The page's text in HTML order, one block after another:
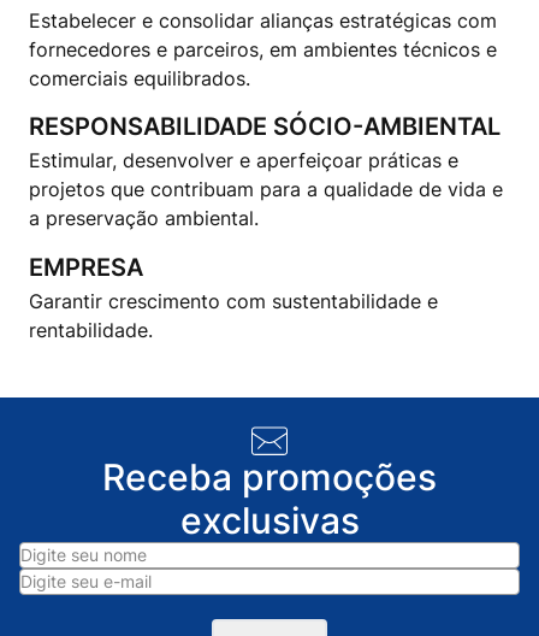
Estabelecer e consolidar alianças estratégicas com
fornecedores e parceiros, em ambientes técnicos e
comerciais equilibrados.
RESPONSABILIDADE SÓCIO-AMBIENTAL
Estimular, desenvolver e aperfeiçoar práticas e
projetos que contribuam para a qualidade de vida e
a preservação ambiental.
EMPRESA
Garantir crescimento com sustentabilidade e
rentabilidade.
Receba promoções
exclusivas